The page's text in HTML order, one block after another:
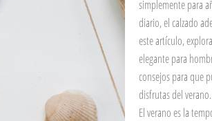
simplemente para
diario, el calzado
este artículo,
elegante para
consejos para que
disfrutas del verano.
El verano es la